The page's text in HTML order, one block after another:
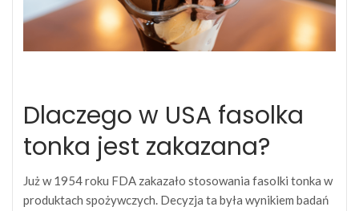
Dlaczego w USA fasolka
tonka jest zakazana?
Już w 1954 roku FDA zakazało stosowania fasolki tonka w
produktach spożywczych. Decyzja ta była wynikiem badań